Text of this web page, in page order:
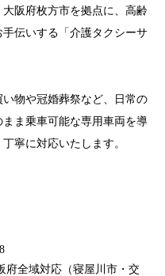
阪府枚方市を拠点に、高齢
伝いする「介護タクシーサ
物や冠婚葬祭など、日常の
ま乗車可能な専用車両を導
寧に対応いたします。
府全域対応（寝屋川市・交